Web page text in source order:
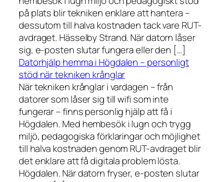
på plats blir tekniken enklare att hantera –
dessutom till halva kostnaden tack vare RUT-
avdraget. Hässelby Strand. När datorn låser
sig, e-posten slutar fungera eller den […]
Datorhjälp hemma i Högdalen – personligt
stöd när tekniken krånglar
När tekniken krånglar i vardagen – från
datorer som låser sig till wifi som inte
fungerar – finns personlig hjälp att få i
Högdalen. Med hembesök i lugn och trygg
miljö, pedagogiska förklaringar och möjlighet
till halva kostnaden genom RUT-avdraget blir
det enklare att få digitala problem lösta.
Högdalen. När datorn fryser, e-posten slutar